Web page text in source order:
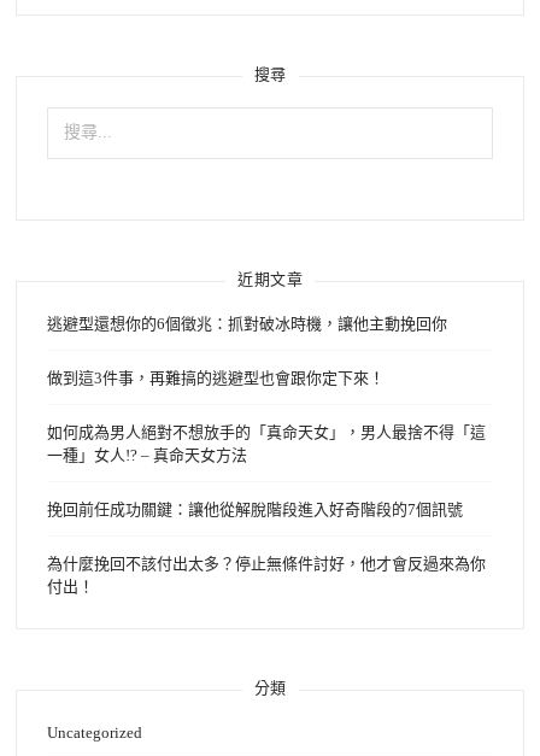
搜尋
搜
鍵
近期文章
逃避型還想你的6個徵兆：抓對破冰時機，讓他主動挽回你
做到這3件事，再難搞的逃避型也會跟你定下來！
如何成為男人絕對不想放手的「真命天女」，男人最捨不得「這
一種」女人!? – 真命天女方法
挽回前任成功關鍵：讓他從解脫階段進入好奇階段的7個訊號
為什麼挽回不該付出太多？停止無條件討好，他才會反過來為你
付出！
分類
Uncategorized